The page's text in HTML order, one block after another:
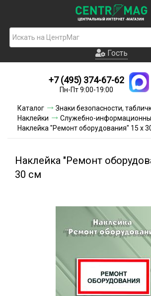
Гость
Новинки
Условия доставки
Условия оплаты
Гость
+7 (495) 374-67-62
Пн-Пт 9:00-19:00
Каталог
Знаки безопасности,
Наклейки
Служебно-
Наклейка "Ремонт оборудования" 15 х
Наклейка "Ремонт
30 см